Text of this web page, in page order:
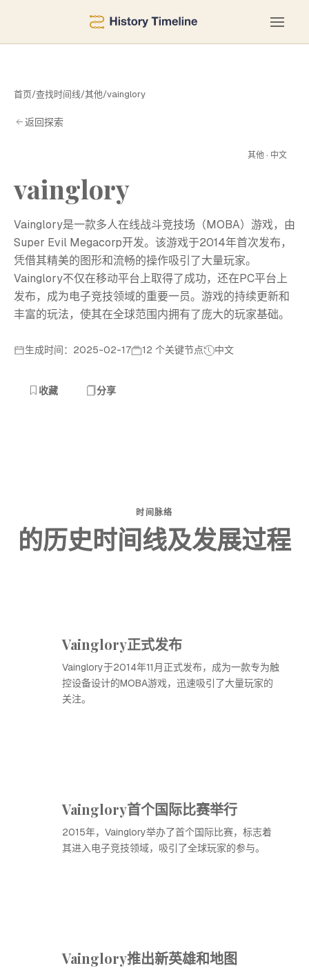
首页/查找时间线/其他/vainglory
返回探索
其他 · 中文
vainglory
Vainglory是一款多人在线战斗竞技场（MOBA）游戏，由
Super Evil Megacorp开发。该游戏于2014年首次发布，
凭借其精美的图形和流畅的操作吸引了大量玩家。
Vainglory不仅在移动平台上取得了成功，还在PC平台上
发布，成为电子竞技领域的重要一员。游戏的持续更新和
丰富的玩法，使其在全球范围内拥有了庞大的玩家基础。
生成时间：2025-02-17 12 个关键节点 中文
收藏 分享
时间脉络
的历史时间线及发展过程
Vainglory正式发布
Vainglory于2014年11月正式发布，成为一款专为触
控设备设计的MOBA游戏，迅速吸引了大量玩家的
关注。
Vainglory首个国际比赛举行
2015年，Vainglory举办了首个国际比赛，标志着
其进入电子竞技领域，吸引了全球玩家的参与。
Vainglory推出新英雄和地图